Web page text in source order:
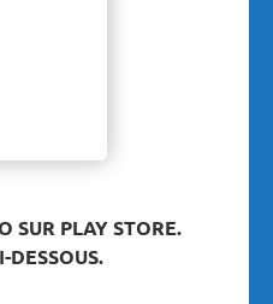
SUR PLAY STORE.
DESSOUS.